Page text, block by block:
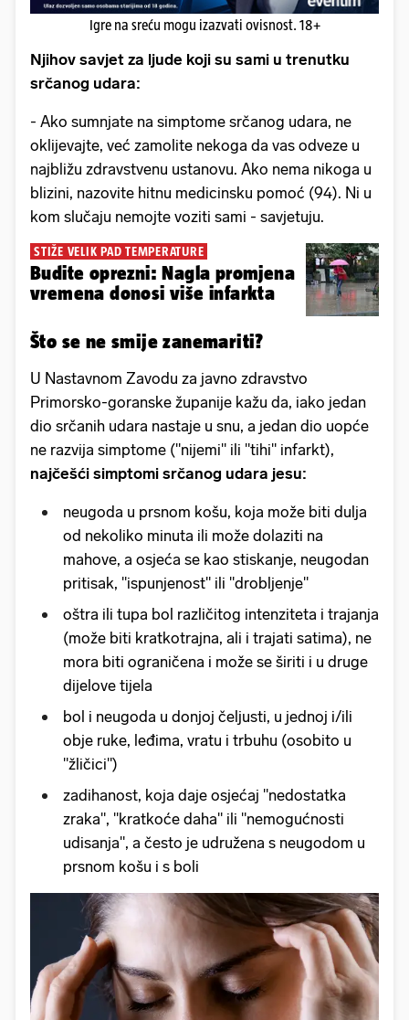
Igre na sreću mogu izazvati ovisnost. 18+
Njihov savjet za ljude koji su sami u trenutku
srčanog udara:
- Ako sumnjate na simptome srčanog udara, ne
oklijevajte, već zamolite nekoga da vas odveze u
najbližu zdravstvenu ustanovu. Ako nema nikoga u
blizini, nazovite hitnu medicinsku pomoć (94). Ni u
kom slučaju nemojte voziti sami - savjetuju.
STIŽE VELIK PAD TEMPERATURE
Budite oprezni: Nagla promjena
vremena donosi više infarkta
Što se ne smije zanemariti?
U Nastavnom Zavodu za javno zdravstvo
Primorsko-goranske županije kažu da, iako jedan
dio srčanih udara nastaje u snu, a jedan dio uopće
ne razvija simptome ("nijemi" ili "tihi" infarkt),
najčešći simptomi srčanog udara jesu:
neugoda u prsnom košu, koja može biti dulja
od nekoliko minuta ili može dolaziti na
mahove, a osjeća se kao stiskanje, neugodan
pritisak, "ispunjenost" ili "drobljenje"
oštra ili tupa bol različitog intenziteta i trajanja
(može biti kratkotrajna, ali i trajati satima), ne
mora biti ograničena i može se širiti i u druge
dijelove tijela
bol i neugoda u donjoj čeljusti, u jednoj i/ili
obje ruke, leđima, vratu i trbuhu (osobito u
"žličici")
zadihanost, koja daje osjećaj "nedostatka
zraka", "kratkoće daha" ili "nemogućnosti
udisanja", a često je udružena s neugodom u
prsnom košu i s boli